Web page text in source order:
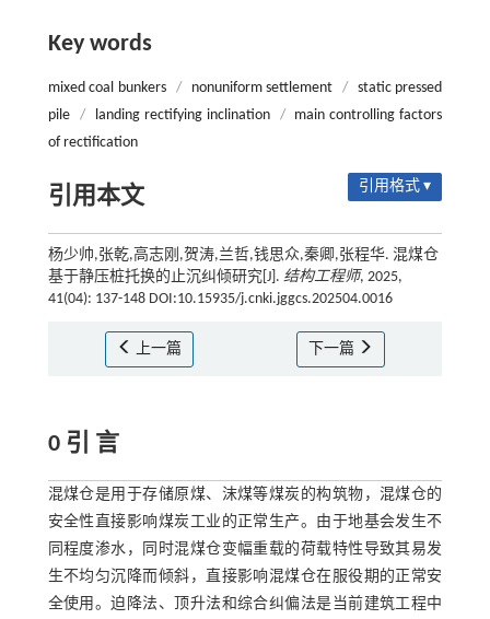
Key words
mixed coal bunkers / nonuniform settlement /
static pressed
pile
/ landing rectifying inclination /
main controlling factors
of rectification
引用本文 引用格式 ▾
杨少帅,张乾,高志刚,贺涛,兰哲,钱思众,秦卿,张程华. 混煤仓
基于静压桩托换的止沉纠倾研究[J]. 结构工程师, 2025,
41(04): 137-148 DOI:10.15935/j.cnki.jggcs.202504.0016
上一篇 下一篇
0 引 言
混煤仓是用于存储原煤、沫煤等煤炭的构筑物，混煤仓的
安全性直接影响煤炭工业的正常生产。由于地基会发生不
同程度渗水，同时混煤仓变幅重载的荷载特性导致其易发
生不均匀沉降而倾斜，直接影响混煤仓在服役期的正常安
全使用。迫降法、顶升法和综合纠偏法是当前建筑工程中